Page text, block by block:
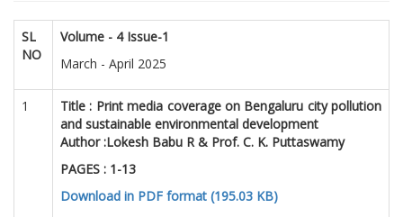
SL
NO
Volume - 4 Issue-1
1 Title :Print media coverage on Bengaluru city pollution
and sustainable environmental development
Author :Lokesh Babu R & Prof. C. K. Puttaswamy